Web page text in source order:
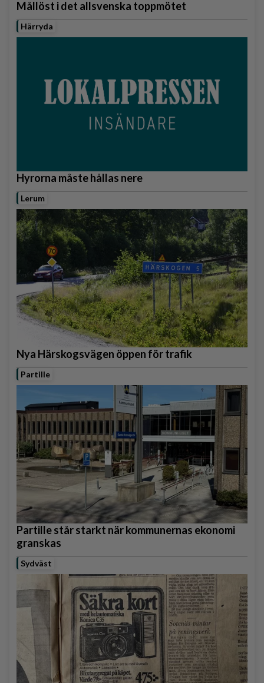
Mållöst i det allsvenska toppmötet
Härryda
Hyrorna måste hållas nere
Lerum
Nya Härskogsvägen öppen för trafik
Partille
Partille står starkt när kommunernas ekonomi
granskas
Sydväst